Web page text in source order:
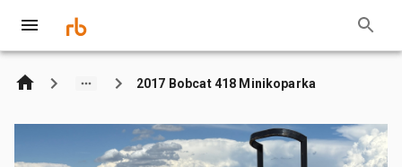
2017 Bobcat 418 Minikoparka